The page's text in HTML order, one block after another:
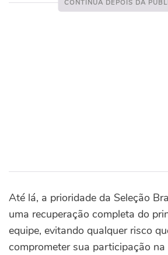
Até lá, a prioridade da Seleção
uma recuperação completa do
equipe, evitando qualquer risco
comprometer sua participação na